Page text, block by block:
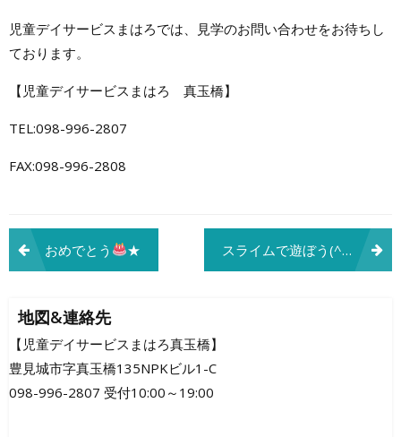
児童デイサービスまはろでは、見学のお問い合わせをお待ちし
ております。
【児童デイサービスまはろ 真玉橋】
TEL:098-996-2807
FAX:098-996-2808
投
稿
ナ
ビ
ゲ
おめでとう ★ スライムで遊ぼう(^^ゞ
地図&連絡先
【児童デイサービスまはろ真玉橋】
豊見城市字真玉橋135NPKビル1-C
098-996-2807 受付10:00～19:00